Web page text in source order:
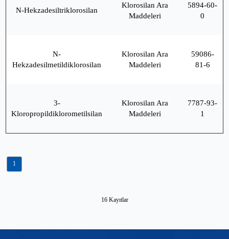
N-Hekzadesiltriklorosilan
Klorosilan Ara
Maddeleri
5894-60-
0
N-
Hekzadesilmetildiklorosilan
Klorosilan Ara
Maddeleri
59086-
81-6
3-
Kloropropildiklorometilsilan
Klorosilan Ara
Maddeleri
7787-93-
1
1
16 Kayıtlar